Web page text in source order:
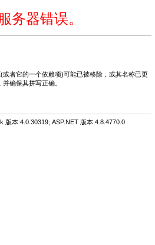
务器错误。
者它的一个依赖项)可能已被移除，或其名称已更
确保其拼写正确。
版本:4.0.30319; ASP.NET 版本:4.8.4770.0